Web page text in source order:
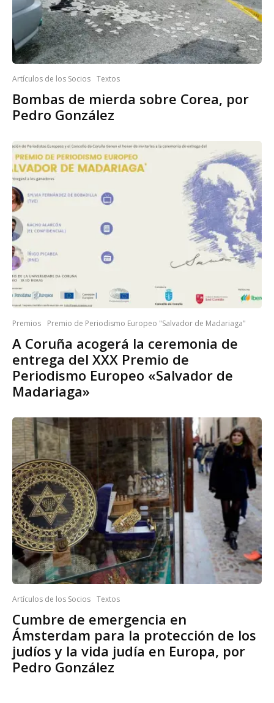
Artículos de los Socios Textos
Bombas de mierda sobre Corea, por
Pedro González
Premios Premio de Periodismo Europeo "Salvador de Madariaga"
A Coruña acogerá la ceremonia de
entrega del XXX Premio de
Periodismo Europeo «Salvador de
Madariaga»
Artículos de los Socios Textos
Cumbre de emergencia en
Ámsterdam para la protección de los
judíos y la vida judía en Europa, por
Pedro González